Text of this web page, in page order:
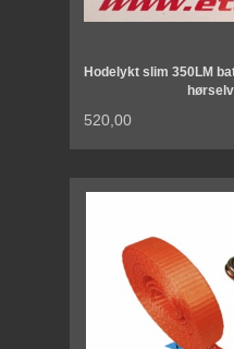
Hodelykt slim 350LM
520,00